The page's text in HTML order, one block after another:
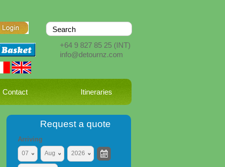
+64 9 827 85 25(INT)
info@detournz.com
Contact Itineraries
Request a quote
Arriving
07 Aug 2026